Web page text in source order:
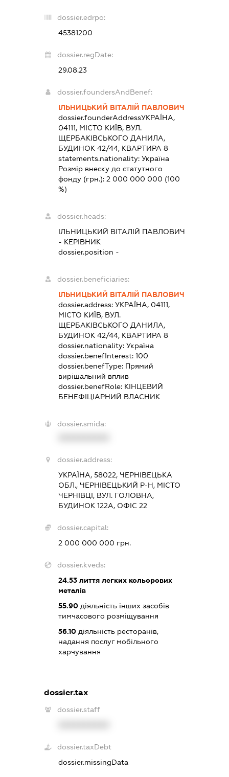
dossier.edrpo:
45381200
dossier.regDate:
29.08.23
dossier.foundersAndBenef:
ІЛЬНИЦЬКИЙ ВІТАЛІЙ ПАВЛОВИЧ
dossier.founderAddressУКРАЇНА,
04111, МІСТО КИЇВ, ВУЛ.
ЩЕРБАКІВСЬКОГО ДАНИЛА,
БУДИНОК 42/44, КВАРТИРА 8
statements.nationality: Україна
Розмір внеску до статутного
фонду (грн.): 2 000 000 000 (100
%)
dossier.heads:
ІЛЬНИЦЬКИЙ ВІТАЛІЙ ПАВЛОВИЧ
- КЕРІВНИК
dossier.position -
dossier.beneficiaries:
ІЛЬНИЦЬКИЙ ВІТАЛІЙ ПАВЛОВИЧ
dossier.address: УКРАЇНА, 04111,
МІСТО КИЇВ, ВУЛ.
ЩЕРБАКІВСЬКОГО ДАНИЛА,
БУДИНОК 42/44, КВАРТИРА 8
dossier.nationality: Україна
dossier.benefInterest: 100
dossier.benefType: Прямий
вирішальний вплив
dossier.benefRole: КІНЦЕВИЙ
БЕНЕФІЦІАРНИЙ ВЛАСНИК
dossier.smida:
dossier.address:
УКРАЇНА, 58022, ЧЕРНІВЕЦЬКА
ОБЛ., ЧЕРНІВЕЦЬКИЙ Р-Н, МІСТО
ЧЕРНІВЦІ, ВУЛ. ГОЛОВНА,
БУДИНОК 122А, ОФІС 22
dossier.capital:
2 000 000 000 грн.
dossier.kveds:
24.53лиття легких кольорових
металів
55.90діяльність інших засобів
тимчасового розміщування
56.10діяльність ресторанів,
надання послуг мобільного
харчування
dossier.tax
dossier.staff
dossier.taxDebt
dossier.missingData